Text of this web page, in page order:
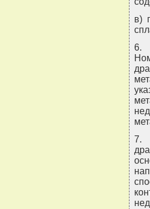
в)
6.
7.